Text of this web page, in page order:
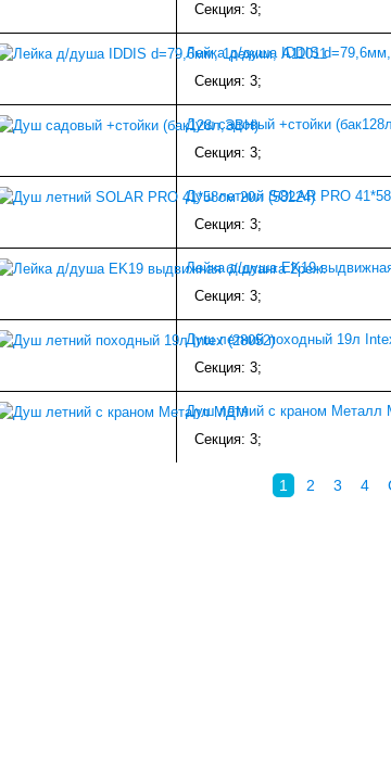
Секция: 3;
Лейка д/душа IDDIS
Секция: 3;
Душ садовый +стойки
Секция: 3;
Душ летний SOLAR PRO
Секция: 3;
Лейка д/душа EK19
Секция: 3;
Душ летний походный 19л
Секция: 3;
Душ летний с краном
Секция: 3;
1 2 3 4